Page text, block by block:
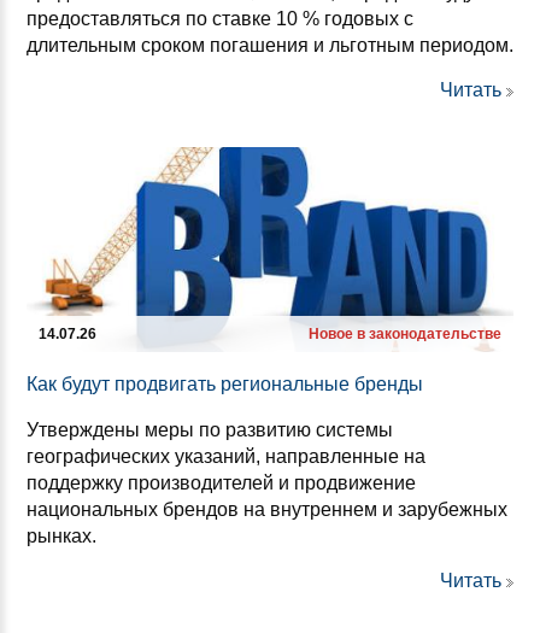
предоставляться по ставке 10 % годовых с
длительным сроком погашения и льготным периодом.
Читать
14.07.26 Новое в законодательстве
Как бу­дут прод­ви­гать ре­ги­ональ­ные брен­ды
Утверждены меры по развитию системы
географических указаний, направленные на
поддержку производителей и продвижение
национальных брендов на внутреннем и зарубежных
рынках.
Читать